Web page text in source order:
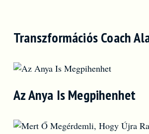
Transzformációs Coach
Az Anya Is Megpihenhet